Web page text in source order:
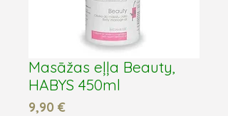
Masāžas eļļa Beauty,
HABYS 450ml
9,90 €Cena